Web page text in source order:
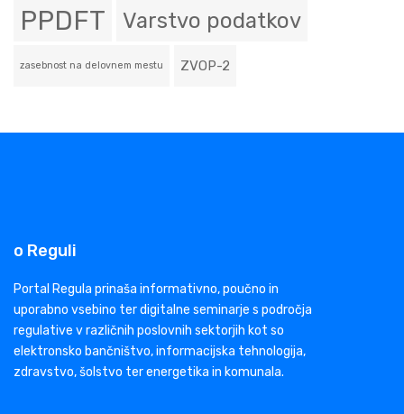
PPDFT Varstvo podatkov
zasebnost na delovnem mestu ZVOP-2
o Reguli
Portal Regula prinaša informativno, poučno in
uporabno vsebino ter digitalne seminarje s področja
regulative v različnih poslovnih sektorjih kot so
elektronsko bančništvo, informacijska tehnologija,
zdravstvo, šolstvo ter energetika in komunala.